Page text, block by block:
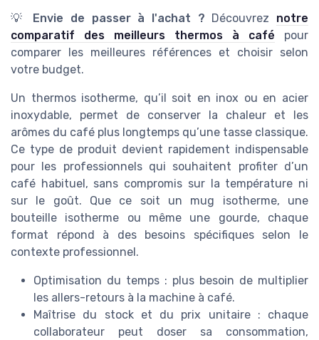
💡 Envie de passer à l'achat ? Découvrez notre
comparatif des meilleurs thermos à café pour
comparer les meilleures références et choisir selon
votre budget.
Un thermos isotherme, qu’il soit en inox ou en acier
inoxydable, permet de conserver la chaleur et les
arômes du café plus longtemps qu’une tasse classique.
Ce type de produit devient rapidement indispensable
pour les professionnels qui souhaitent profiter d’un
café habituel, sans compromis sur la température ni
sur le goût. Que ce soit un mug isotherme, une
bouteille isotherme ou même une gourde, chaque
format répond à des besoins spécifiques selon le
contexte professionnel.
Optimisation du temps : plus besoin de multiplier
les allers-retours à la machine à café.
Maîtrise du stock et du prix unitaire : chaque
collaborateur peut doser sa consommation,